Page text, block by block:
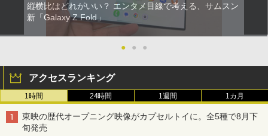
縦横比はどれがいい？ エンタメ目線で考える、サムスン
新「Galaxy Z Fold」
● ● ●
アクセスランキング
1時間 24時間 1週間 1カ月
東映の歴代オープニング映像がカプセルトイに。全5種で8月下
旬発売